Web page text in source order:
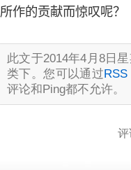
所作的贡献而惊叹呢？
此文于2014年4月8日
类下。您可以通过
评论和Ping都不允许。
评